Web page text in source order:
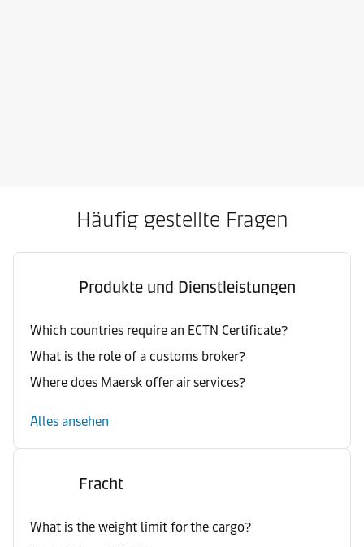
Häufig gestellte Fragen
Produkte und Dienstleistungen
Which countries require an ECTN Certificate?
What is the role of a customs broker?
Where does Maersk offer air services?
Alles ansehen
Fracht
What is the weight limit for the cargo?